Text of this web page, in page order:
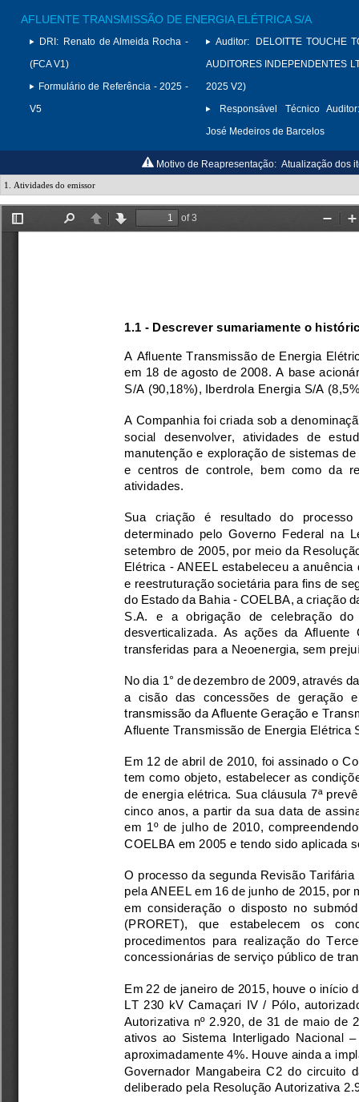
AFLUENTE TRANSMISSÃO DE ENERGIA ELÉTRICA S/A
DRI: Renato de Almeida Rocha -
(FCA V1)
Formulário de Referência - 2025 -
V5
Auditor:
DELOITTE TOUCHE
AUDITORES INDEPENDENTES
2025 V2)
Responsável Técnico
José Medeiros de Barcelos
Motivo de Reapresentação: Atualização dos